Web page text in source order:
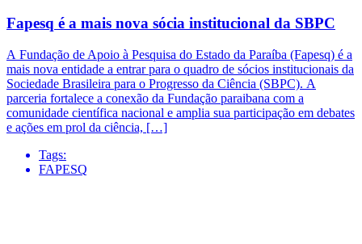
Fapesq é a mais nova sócia institucional da SBPC
A Fundação de Apoio à Pesquisa do Estado da Paraíba (Fapesq) é a
mais nova entidade a entrar para o quadro de sócios institucionais da
Sociedade Brasileira para o Progresso da Ciência (SBPC). A
parceria fortalece a conexão da Fundação paraibana com a
comunidade científica nacional e amplia sua participação em debates
e ações em prol da ciência, […]
Tags:
FAPESQ